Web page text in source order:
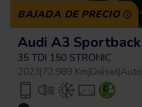
BAJADA DE PRECIO
Audi A3
35 TDI 150 STRONIC
2023|72.989 Km|Diésel|